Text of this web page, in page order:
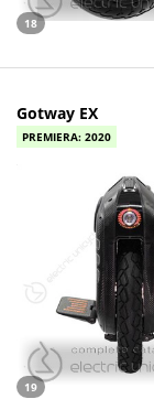
18
Gotway EX
PREMIERA: 2020
19